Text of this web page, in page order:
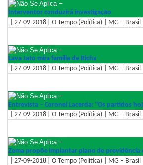
–
Interventor conduzirá investigação
| 27-09-2018 | O Tempo (Política) | MG – Brasil
–
Lava Jato mira família de Richa
| 27-09-2018 | O Tempo (Política) | MG – Brasil
–
Entrevista – Coronel Lacerda: ''Os partidos
| 27-09-2018 | O Tempo (Política) | MG – Brasil
–
Zema propõe implantar plano de previdência
| 27-09-2018 | O Tempo (Política) | MG – Brasil